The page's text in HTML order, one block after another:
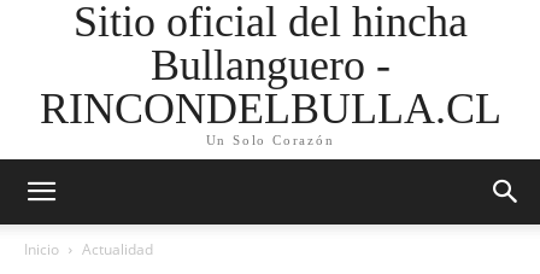
Sitio oficial del hincha
Bullanguero -
RINCONDELBULLA.CL
Un Solo Corazón
Inicio Actualidad